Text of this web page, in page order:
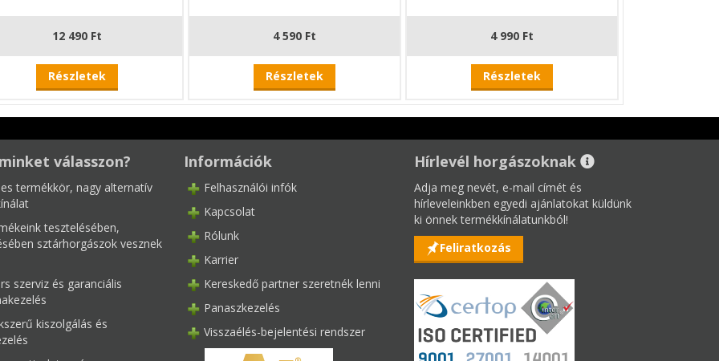
12 490 Ft
Részletek
4 590 Ft
Részletek
4 990 Ft
Részletek
válasszon?
termékkör, nagy alternatív
tesztelésében,
sztárhorgászok vesznek
szerviz és garanciális
kiszolgálás és
Információk
Felhasználói infók
Kapcsolat
Rólunk
Karrier
Kereskedő partner szeretnék lenni
Panaszkezelés
Visszaélés-bejelentési rendszer
Hírlevél horgászoknak
Adja meg nevét, e-mail címét és
hírleveleinkben egyedi ajánlatokat küldünk
ki önnek termékkínálatunkból!
Feliratkozás